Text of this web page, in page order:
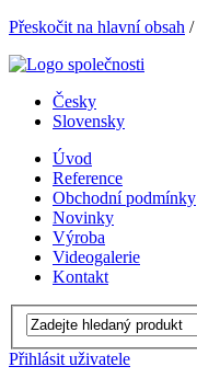
Přeskočit na hlavní obsah /
Česky
Slovensky
Úvod
Reference
Obchodní podmínky
Novinky
Výroba
Videogalerie
Kontakt
Přihlásit uživatele